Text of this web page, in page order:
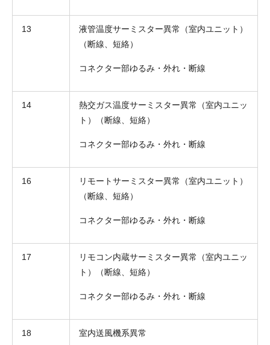
13
液管温度サーミスター異常（室内ユニット）
（断線、短絡）
コネクター部ゆるみ・外れ・断線
14
熱交ガス温度サーミスター異常（室内ユニッ
ト）（断線、短絡）
コネクター部ゆるみ・外れ・断線
16
リモートサーミスター異常（室内ユニット）
（断線、短絡）
コネクター部ゆるみ・外れ・断線
17
リモコン内蔵サーミスター異常（室内ユニッ
ト）（断線、短絡）
コネクター部ゆるみ・外れ・断線
18 室内送風機系異常